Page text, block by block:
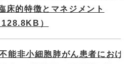
床的特徴とマネジメント
128.8KB）
能非小細胞肺がん患者におけ